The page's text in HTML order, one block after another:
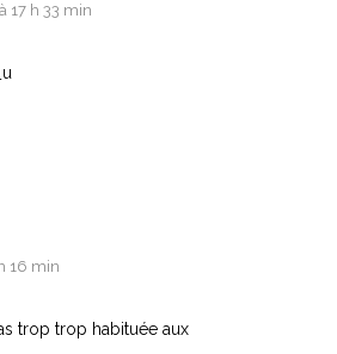
17 h 33 min
16 min
trop trop habituée aux